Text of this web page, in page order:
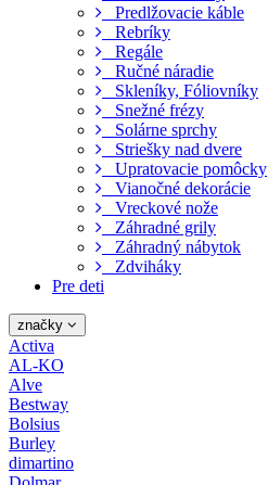
Predlžovacie káble
Rebríky
Regále
Ručné náradie
Skleníky, Fóliovníky
Snežné frézy
Solárne sprchy
Striešky nad dvere
Upratovacie pomôcky
Vianočné dekorácie
Vreckové nože
Záhradné grily
Záhradný nábytok
Zdviháky
Pre deti
značky
Activa
AL-KO
Alve
Bestway
Bolsius
Burley
dimartino